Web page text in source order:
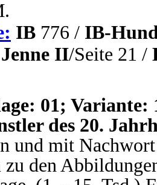
IB 776 / IB-
Jenne II/Seite 21 /
01; Variante:
des 20.
und mit
zu den